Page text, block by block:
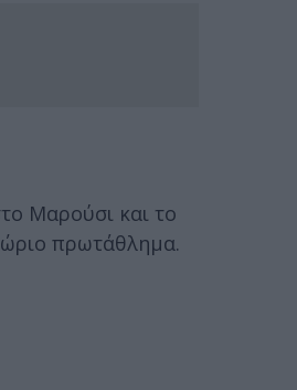
Μαρούσι και το
πρωτάθλημα.